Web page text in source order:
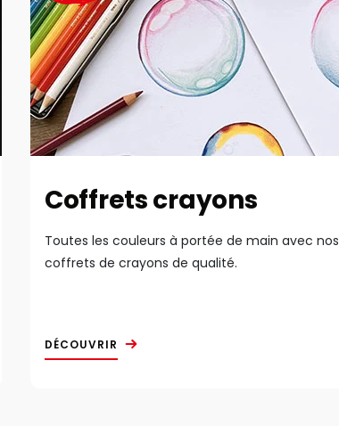
Coffrets crayons
Toutes les couleurs à portée de main avec nos
coffrets de crayons de qualité.
DÉCOUVRIR